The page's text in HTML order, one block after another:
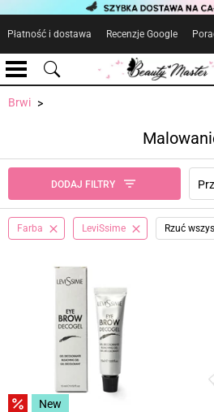
Płatność i dostawa Recenzje Google
Brwi
DODAJ FILTRY
Farba LeviSsime Rzuć
New